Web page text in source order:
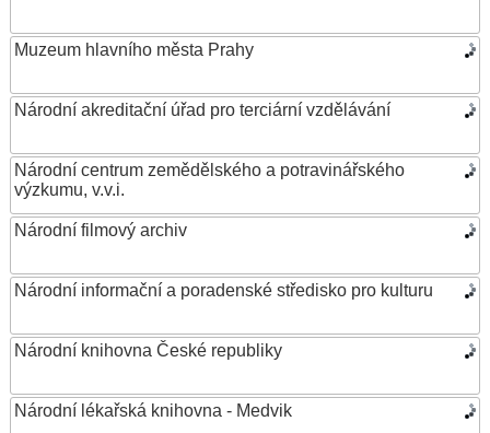
Muzeum hlavního města Prahy
Národní akreditační úřad pro terciární vzdělávání
Národní centrum zemědělského a potravinářského
výzkumu, v.v.i.
Národní filmový archiv
Národní informační a poradenské středisko pro kulturu
Národní knihovna České republiky
Národní lékařská knihovna - Medvik